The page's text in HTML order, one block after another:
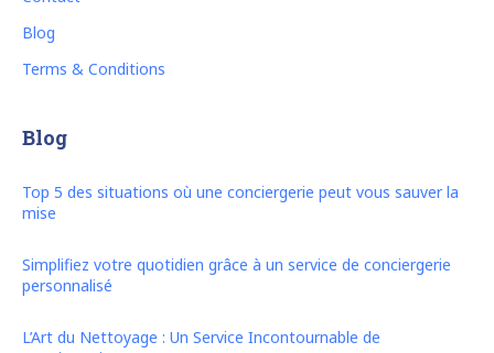
Blog
Terms & Conditions
Blog
Top 5 des situations où une conciergerie peut vous sauver la
mise
Simplifiez votre quotidien grâce à un service de conciergerie
personnalisé
L’Art du Nettoyage : Un Service Incontournable de